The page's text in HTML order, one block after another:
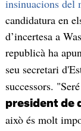
insinuacions del
candidatura en
d’incertesa a
republicà ha
seu secretari
successors.
president de
això és molt